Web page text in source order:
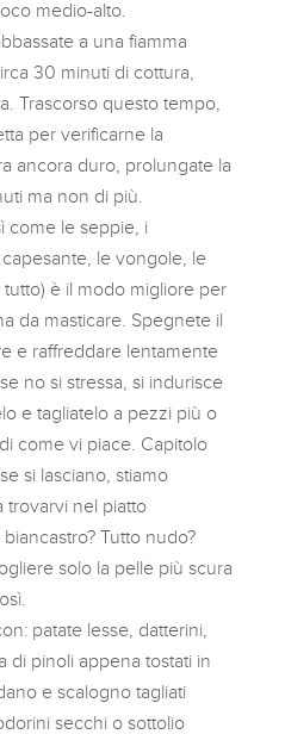
medio-alto.
a una fiamma
30 minuti di cottura,
Trascorso questo tempo,
per verificarne la
ancora duro, prolungate la
ma non di più.
come le seppie, i
le vongole, le
è il modo migliore per
da masticare. Spegnete il
e raffreddare lentamente
no si stressa, si indurisce
e tagliatelo a pezzi più o
come vi piace. Capitolo
si lasciano, stiamo
trovarvi nel piatto
Tutto nudo?
solo la pelle più scura
patate lesse, datterini,
di pinoli appena tostati in
e scalogno tagliati
secchi o sottolio